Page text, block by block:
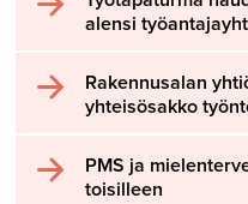
alensi
Rakennusalan
yhteisösakko
PMS ja
toisilleen